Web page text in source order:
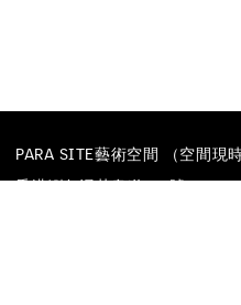
PARA SITE藝術空間 （空間現
香港鰂魚涌英皇道677號